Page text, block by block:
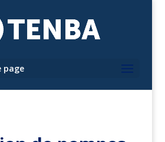
page